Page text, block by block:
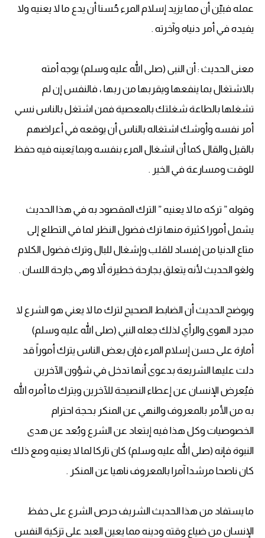
عمله فبيّن أن مما يزيد إسلام المرء حُسنا أن يدع ما لا يعنيه ولا
يفيده في أمر دنياه وآخرته .
معنى الحديث : أن النبى (صلى الله عليه وسلم) يوجه أمته
بالاشتغال بما ينفعها ويقربها من ربها ، فالنفس إن لم
تشغلها بالطاعة شغلتك بالمعصية فمن اشتغل بالناس نسي
أمر نفسه وأوشك اشتغاله بالناس أن يوقعه في أعراضهم
بالقيل والقال كما أن انشغال المرء بنفسه وبما يَعينه فيه حفظ
للوقت ومسارعة في الخير .
وقوله ” تركه ما لا يعنيه ” الترك المقصود به في هذا الحديث
يشمل أمورا كثيرة منها ترك فضول النظر لما في التطلع إلى
متاع الدنيا من إفساد للقلب وإشغال للبال وترك فضول الكلام
ولغو الحديث لأنه يتعلق بجارحة خطيرة ألا وهي جارحة اللسان .
ويوضح الحديث أن الضابط الصحيح لترك ما لا يعني هو الشرع لا
مجرد الهوى والرأي لذلك جعله النبي (صلى الله عليه وسلم)
أمارة على حسن إسلام المرء فإن بعض الناس يترك أموراً قد
دلت عليها الشريعة بدعوى أنها تدخل في شؤون الآخرين
فيُعرض الإنسان عن إعطاء النصيحة للآخرين ويترك ما أمره الله
به من الأمر بالمعروف والنهي عن المنكر بحجة احترام
الخصوصيات وكل هذا فيه إبتعاد عن الشرع وبُعد عن هدى
النبوة فإنه (صلى الله عليه وسلم) كان تاركا لما لا يعنيه ومع ذلك
كان ناصحا مرشدا آمرا بالمعروف ناهيا عن المنكر .
ما يستفاد من هذا الحديث الشريف حرص الشرع على حفظ
الإنسان من ضياع وقته ودينه مما يعين العبد على تزكية النفس